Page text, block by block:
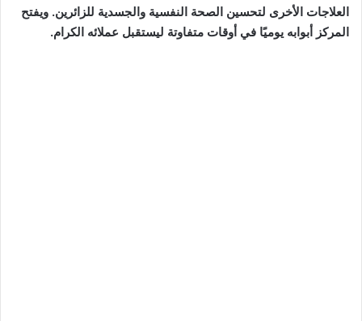
العلاجات الأخرى لتحسين الصحة النفسية والجسدية للزائرين. ويفتح
المركز أبوابه يوميًا في أوقات متفاوتة ليستقبل عملائه الكرام.